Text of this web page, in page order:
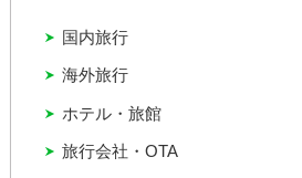
ホテル・旅館
国内旅行
旅行会社・OTA
海外旅行